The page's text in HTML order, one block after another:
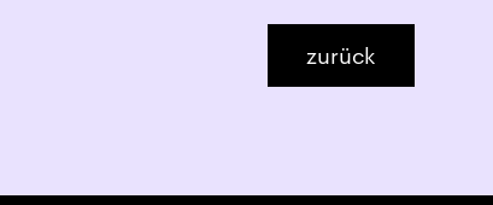
zurück